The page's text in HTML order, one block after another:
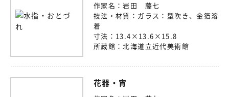
作家名：岩田 藤七
技法・材質： ガラス：型吹き、金箔溶
着
寸法： 13.4×13.6×15.8
所蔵館：北海道立近代美術館
花器・宵